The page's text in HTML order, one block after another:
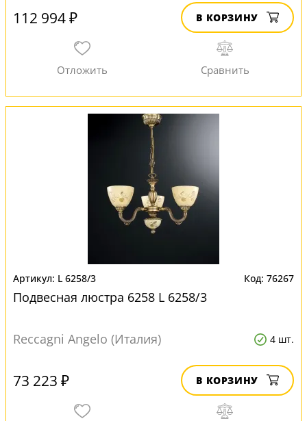
112 994 ₽ В КОРЗИНУ
L 6258/3 76267
Подвесная люстра 6258 L 6258/3
Reccagni Angelo (Италия) 4 шт.
73 223 ₽ В КОРЗИНУ